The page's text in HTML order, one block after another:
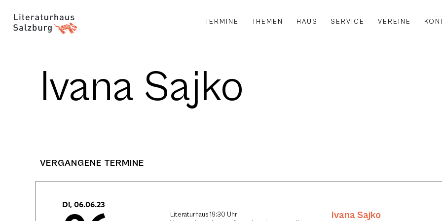
TERMINE THEMEN HAUS SERVICE VEREINE
Ivana Sajko
VERGANGENE TERMINE
Di, 06.06.23
Literaturhaus 19:30 Uhr
Ivana Sajko